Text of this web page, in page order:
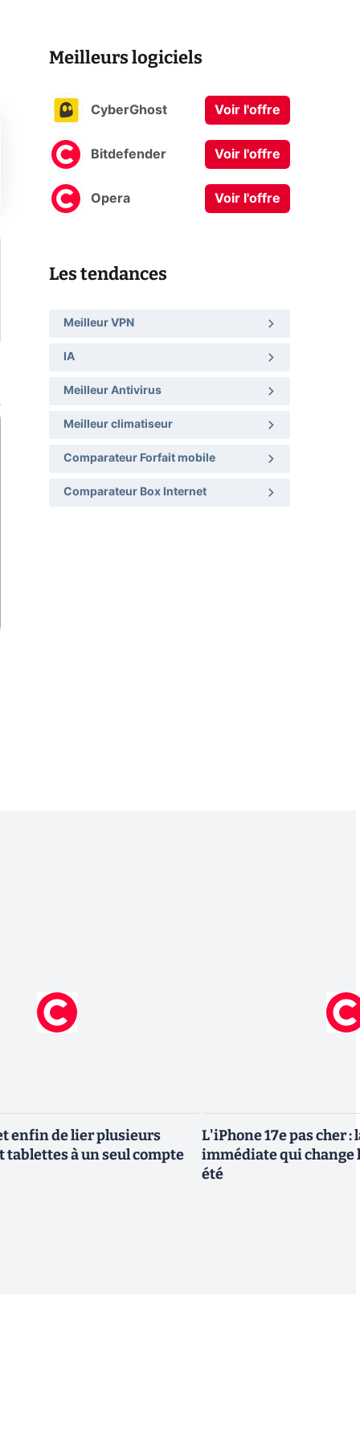
Meilleurs logiciels
CyberGhost Voir l'offre
Bitdefender Voir l'offre
Opera Voir l'offre
Les tendances
Meilleur VPN
IA
Meilleur Antivirus
Meilleur climatiseur
Comparateur Forfait mobile
Comparateur Box Internet
enfin de lier plusieurs
tablettes à un seul compte
L'iPhone 17e pas cher :
immédiate qui change
été